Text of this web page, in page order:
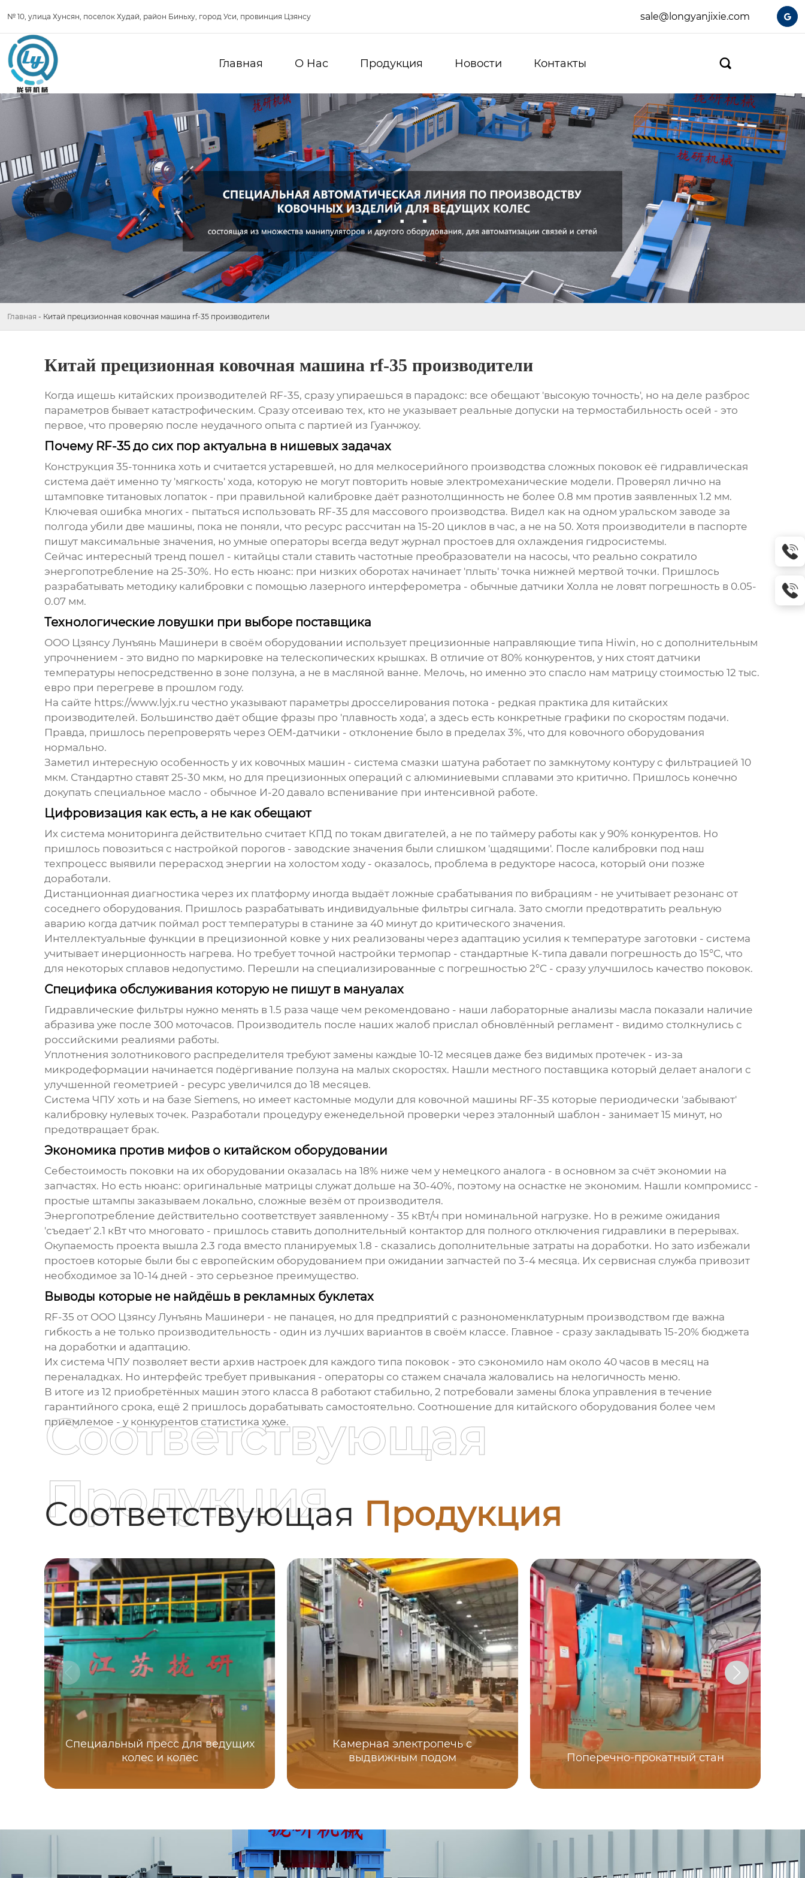
№ 10, улица Хунсян, поселок Худай, район Биньху, город Уси, провинция Цзянсу sale@longyanjixie.com 
Главная О Hас Продукция Новости Контакты 
Главная - Китай прецизионная ковочная машина rf-35 производители
Китай прецизионная ковочная машина rf-35 производители
Когда ищешь китайских производителей RF-35, сразу упираешься в парадокс: все обещают 'высокую точность', но на деле разброс
параметров бывает катастрофическим. Сразу отсеиваю тех, кто не указывает реальные допуски на термостабильность осей - это
первое, что проверяю после неудачного опыта с партией из Гуанчжоу.
Почему RF-35 до сих пор актуальна в нишевых задачах
Конструкция 35-тонника хоть и считается устаревшей, но для мелкосерийного производства сложных поковок её гидравлическая
система даёт именно ту 'мягкость' хода, которую не могут повторить новые электромеханические модели. Проверял лично на
штамповке титановых лопаток - при правильной калибровке даёт разнотолщинность не более 0.8 мм против заявленных 1.2 мм.
Ключевая ошибка многих - пытаться использовать RF-35 для массового производства. Видел как на одном уральском заводе за
полгода убили две машины, пока не поняли, что ресурс рассчитан на 15-20 циклов в час, а не на 50. Хотя производители в паспорте
пишут максимальные значения, но умные операторы всегда ведут журнал простоев для охлаждения гидросистемы.
Сейчас интересный тренд пошел - китайцы стали ставить частотные преобразователи на насосы, что реально сократило
энергопотребление на 25-30%. Но есть нюанс: при низких оборотах начинает 'плыть' точка нижней мертвой точки. Пришлось
разрабатывать методику калибровки с помощью лазерного интерферометра - обычные датчики Холла не ловят погрешность в 0.05-
0.07 мм.
Технологические ловушки при выборе поставщика
ООО Цзянсу Лунъянь Машинери в своём оборудовании использует прецизионные направляющие типа Hiwin, но с дополнительным
упрочнением - это видно по маркировке на телескопических крышках. В отличие от 80% конкурентов, у них стоят датчики
температуры непосредственно в зоне ползуна, а не в масляной ванне. Мелочь, но именно это спасло нам матрицу стоимостью 12 тыс.
евро при перегреве в прошлом году.
На сайте https://www.lyjx.ru честно указывают параметры дросселирования потока - редкая практика для китайских
производителей. Большинство даёт общие фразы про 'плавность хода', а здесь есть конкретные графики по скоростям подачи.
Правда, пришлось перепроверять через ОЕМ-датчики - отклонение было в пределах 3%, что для ковочного оборудования
нормально.
Заметил интересную особенность у их ковочных машин - система смазки шатуна работает по замкнутому контуру с фильтрацией 10
мкм. Стандартно ставят 25-30 мкм, но для прецизионных операций с алюминиевыми сплавами это критично. Пришлось конечно
докупать специальное масло - обычное И-20 давало вспенивание при интенсивной работе.
Цифровизация как есть, а не как обещают
Их система мониторинга действительно считает КПД по токам двигателей, а не по таймеру работы как у 90% конкурентов. Но
пришлось повозиться с настройкой порогов - заводские значения были слишком 'щадящими'. После калибровки под наш
техпроцесс выявили перерасход энергии на холостом ходу - оказалось, проблема в редукторе насоса, который они позже
доработали.
Дистанционная диагностика через их платформу иногда выдаёт ложные срабатывания по вибрациям - не учитывает резонанс от
соседнего оборудования. Пришлось разрабатывать индивидуальные фильтры сигнала. Зато смогли предотвратить реальную
аварию когда датчик поймал рост температуры в станине за 40 минут до критического значения.
Интеллектуальные функции в прецизионной ковке у них реализованы через адаптацию усилия к температуре заготовки - система
учитывает инерционность нагрева. Но требует точной настройки термопар - стандартные К-типа давали погрешность до 15°C, что
для некоторых сплавов недопустимо. Перешли на специализированные с погрешностью 2°C - сразу улучшилось качество поковок.
Специфика обслуживания которую не пишут в мануалах
Гидравлические фильтры нужно менять в 1.5 раза чаще чем рекомендовано - наши лабораторные анализы масла показали наличие
абразива уже после 300 моточасов. Производитель после наших жалоб прислал обновлённый регламент - видимо столкнулись с
российскими реалиями работы.
Уплотнения золотникового распределителя требуют замены каждые 10-12 месяцев даже без видимых протечек - из-за
микродеформации начинается подёргивание ползуна на малых скоростях. Нашли местного поставщика который делает аналоги с
улучшенной геометрией - ресурс увеличился до 18 месяцев.
Система ЧПУ хоть и на базе Siemens, но имеет кастомные модули для ковочной машины RF-35 которые периодически 'забывают'
калибровку нулевых точек. Разработали процедуру еженедельной проверки через эталонный шаблон - занимает 15 минут, но
предотвращает брак.
Экономика против мифов о китайском оборудовании
Себестоимость поковки на их оборудовании оказалась на 18% ниже чем у немецкого аналога - в основном за счёт экономии на
запчастях. Но есть нюанс: оригинальные матрицы служат дольше на 30-40%, поэтому на оснастке не экономим. Нашли компромисс -
простые штампы заказываем локально, сложные везём от производителя.
Энергопотребление действительно соответствует заявленному - 35 кВт/ч при номинальной нагрузке. Но в режиме ожидания
'съедает' 2.1 кВт что многовато - пришлось ставить дополнительный контактор для полного отключения гидравлики в перерывах.
Окупаемость проекта вышла 2.3 года вместо планируемых 1.8 - сказались дополнительные затраты на доработки. Но зато избежали
простоев которые были бы с европейским оборудованием при ожидании запчастей по 3-4 месяца. Их сервисная служба привозит
необходимое за 10-14 дней - это серьезное преимущество.
Выводы которые не найдёшь в рекламных буклетах
RF-35 от ООО Цзянсу Лунъянь Машинери - не панацея, но для предприятий с разнономенклатурным производством где важна
гибкость а не только производительность - один из лучших вариантов в своём классе. Главное - сразу закладывать 15-20% бюджета
на доработки и адаптацию.
Их система ЧПУ позволяет вести архив настроек для каждого типа поковок - это сэкономило нам около 40 часов в месяц на
переналадках. Но интерфейс требует привыкания - операторы со стажем сначала жаловались на нелогичность меню.
В итоге из 12 приобретённых машин этого класса 8 работают стабильно, 2 потребовали замены блока управления в течение
гарантийного срока, ещё 2 пришлось дорабатывать самостоятельно. Соотношение для китайского оборудования более чем
приемлемое - у конкурентов статистика хуже.
Соответствующая Продукция
Соответствующая
Продукция
Специальный пресс для ведущих
колес и колес
Камерная электропечь с
выдвижным подом
Поперечно-прокатный стан